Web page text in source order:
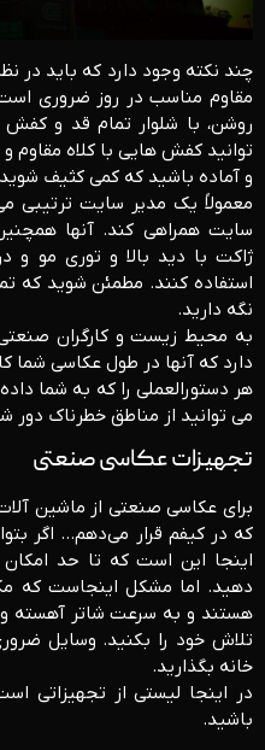
چند نکته وجود دارد که باید در
مقاوم مناسب در روز ضروری
روشن، با شلوار تمام قد و
توانید کفش هایی با کلاه مقاوم
و آماده باشید که کمی کثیف
معمولاً یک مدیر سایت ترتیبی
سایت همراهی کند. آنها
ژاکت با دید بالا و توری مو
استفاده کنند. مطمئن شوید که
نگه دارید.
به محیط زیست و کارگران صنعتی
دارد که آنها در طول عکاسی شما
هر دستورالعملی را که به شما
می توانید از مناطق خطرناک دور
تجهیزات عکاسی صنعتی
برای عکاسی صنعتی از ماشین
که در کیفم قرار می‌دهم… اگر
اینجا این است که تا حد
دهید. اما مشکل اینجاست که
هستند و به سرعت شاتر آهسته و
تلاش خود را بکنید. وسایل
خانه بگذارید.
در اینجا لیستی از تجهیزاتی
باشید.